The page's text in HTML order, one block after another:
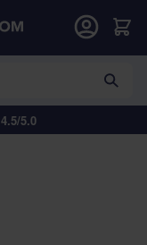
4.5/5.0
Cart